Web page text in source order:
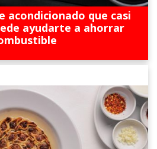
acondicionado que casi
ayudarte a ahorrar